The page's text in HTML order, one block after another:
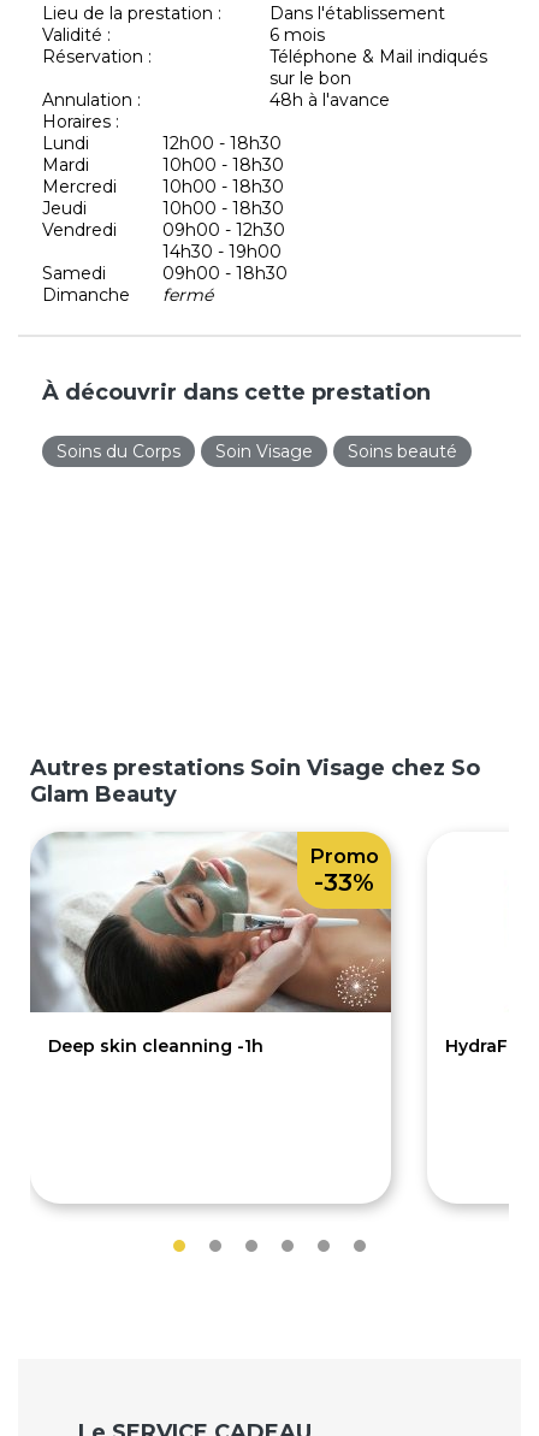
Lieu de la prestation :
Dans l'établissement
Validité :
6 mois
Réservation :
Téléphone & Mail indiqués
sur le bon
Annulation :
48h à l'avance
Horaires :
Lundi
12h00 - 18h30
Mardi
10h00 - 18h30
Mercredi
10h00 - 18h30
Jeudi
10h00 - 18h30
Vendredi
09h00 - 12h30
14h30 - 19h00
Samedi
09h00 - 18h30
Dimanche
fermé
À découvrir dans cette prestation
Soins du Corps Soin Visage Soins beauté
Autres prestations Soin Visage chez So
Glam Beauty
Deep skin cleanning -1h
Promo
-33%